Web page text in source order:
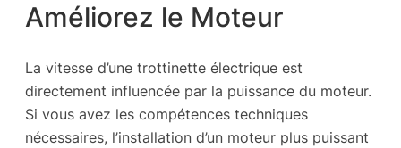
Améliorez le Moteur
La vitesse d’une trottinette électrique est
directement influencée par la puissance du moteur.
Si vous avez les compétences techniques
nécessaires, l’installation d’un moteur plus puissant